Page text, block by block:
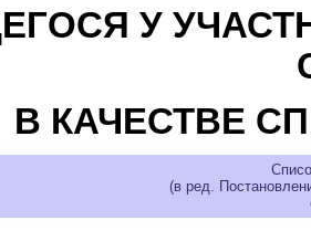
У
В КАЧЕСТВЕ
(в ред.